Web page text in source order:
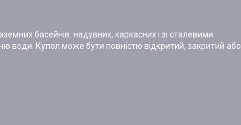
басейнів: надувних, каркасних і зі сталевими
води. Купол може бути повністю відкритий, закритий або